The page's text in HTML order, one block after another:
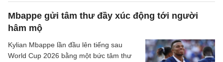
Mbappe gửi tâm thư đầy xúc động tới người
hâm mộ
Kylian Mbappe lần đầu lên tiếng sau
World Cup 2026 bằng một bức tâm thư